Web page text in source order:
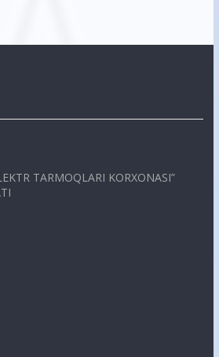
TARMOQLARI KORXONASI”